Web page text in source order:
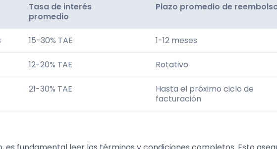
Tasa de interés
promedio
Plazo promedio de
15-30% TAE 1-12 meses
12-20% TAE Rotativo
21-30% TAE
Hasta el próximo ciclo de
facturación